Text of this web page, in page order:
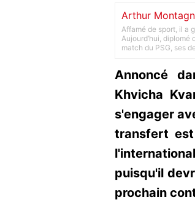
Arthur
Affamé de sport, il a
Aujourd’hui, diplomé
match du PSG, ses
Annoncé
Khvicha
s'engager
transfert
puisqu'il
prochain